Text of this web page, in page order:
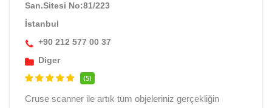
San.Sitesi No:81/223
İstanbul
+90 212 577 00 37
Diger
(5)
Cruse scanner ile artık tüm objeleriniz gerçekliğin